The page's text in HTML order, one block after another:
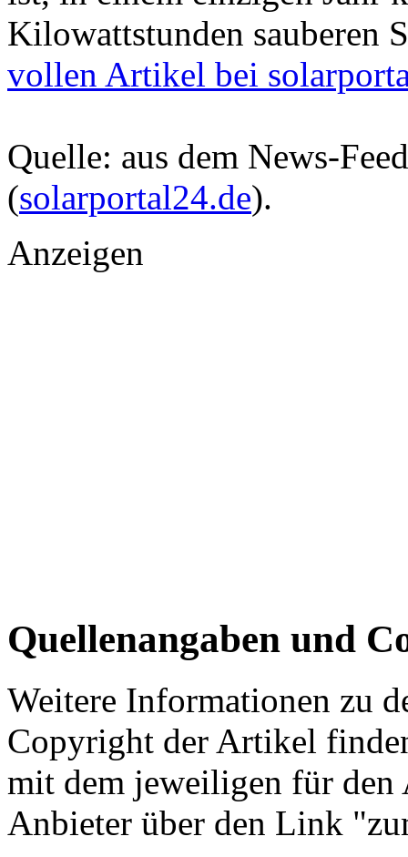
Kilowattstunden sauberen
vollen Artikel bei
Quelle: aus dem News-
(solarportal24.de).
Anzeigen
Quellenangaben und
Weitere Informationen zu
Copyright der Artikel
mit dem jeweiligen für
Anbieter über den Link